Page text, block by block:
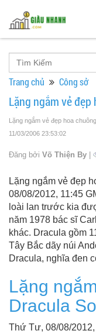
Trang chủ Công sở
Lặng ngắm vẻ
Lặng ngắm vẻ đẹp hoa
11/03/2006 23:53:02
Đăng bởi Võ Thiện By |
Lặng ngắm vẻ đẹp
08/08/2012, 11:45
loài lan trước kia
năm 1978 bác sĩ
khác. Dracula gồm
Tây Bắc dãy núi
Dracula, nghĩa đen
Lặng
Dracula
Thứ Tư, 08/08/2012,